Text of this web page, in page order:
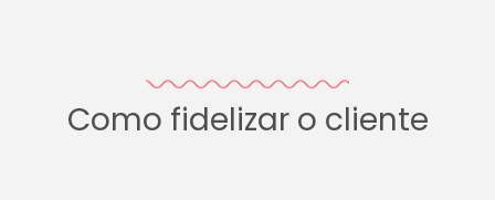
Como fidelizar o cliente